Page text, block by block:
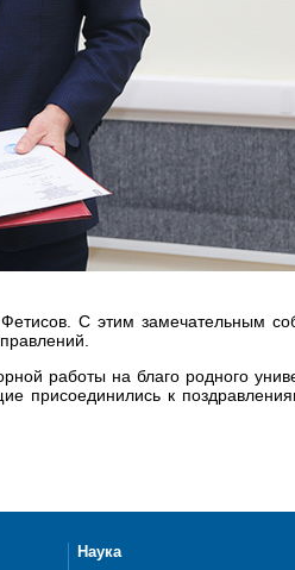
С этим замечательным
работы на благо родного
присоединились к
Наука